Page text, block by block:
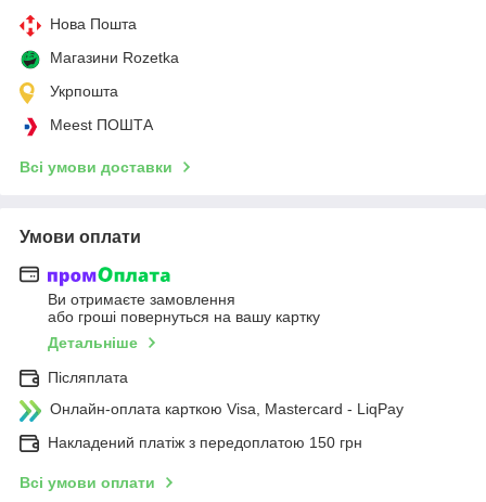
Нова Пошта
Магазини Rozetka
Укрпошта
Meest ПОШТА
Всі умови доставки
Умови оплати
Ви отримаєте замовлення
або гроші повернуться на вашу картку
Детальніше
Післяплата
Онлайн-оплата карткою Visa, Mastercard - LiqPay
Накладений платіж з передоплатою 150 грн
Всі умови оплати